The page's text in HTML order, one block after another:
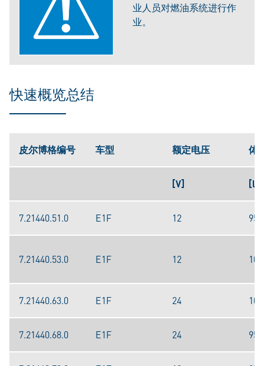
业人员对燃油系统进行作
业。
快速概览总结
皮尔博格编号 车型 额定电压 体
[V] [l/
7.21440.51.0 E1F 12 95
7.21440.53.0 E1F 12 100
7.21440.63.0 E1F 24 100
7.21440.68.0 E1F 24 95